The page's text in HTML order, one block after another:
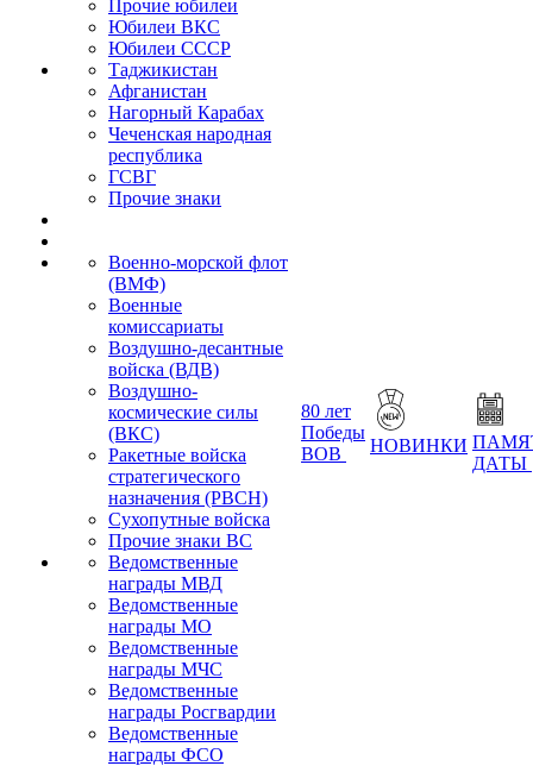
Прочие юбилеи
Юбилеи ВКС
Юбилеи СССР
Таджикистан
Афганистан
Нагорный Карабах
Чеченская народная
республика
ГСВГ
Прочие знаки
Военно-морской флот
(ВМФ)
Военные
комиссариаты
Воздушно-десантные
войска (ВДВ)
Воздушно-
космические силы
(ВКС)
Ракетные войска
стратегического
назначения (РВСН)
Сухопутные войска
Прочие знаки ВС
Ведомственные
награды МВД
Ведомственные
награды МО
Ведомственные
награды МЧС
Ведомственные
награды Росгвардии
Ведомственные
награды ФСО
80 лет
Победы
ВОВ
НОВИНКИ
ДАТЫ